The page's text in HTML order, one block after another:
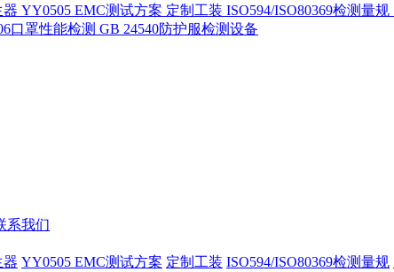
器 YY0505 EMC测试方案 定制工装 ISO594/ISO80369检测量规
口罩性能检测 GB 24540防护服检测设备
系我们
器 YY0505 EMC测试方案 定制工装 ISO594/ISO80369检测量规